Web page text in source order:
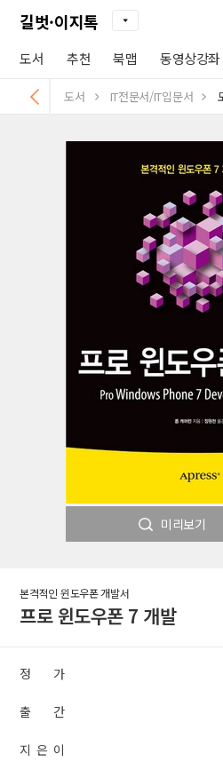
길벗·이지톡
도서 추천 북맵 동영상강좌
도서 IT전문서/IT입문서
미리보기
본격적인 윈도우폰 개발서
프로 윈도우폰 7 개발
정 가
출 간
지 은 이